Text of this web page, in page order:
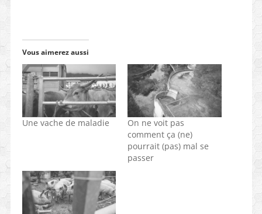
Vous aimerez aussi
Une vache de maladie
On ne voit pas
comment ça (ne)
pourrait (pas) mal se
passer